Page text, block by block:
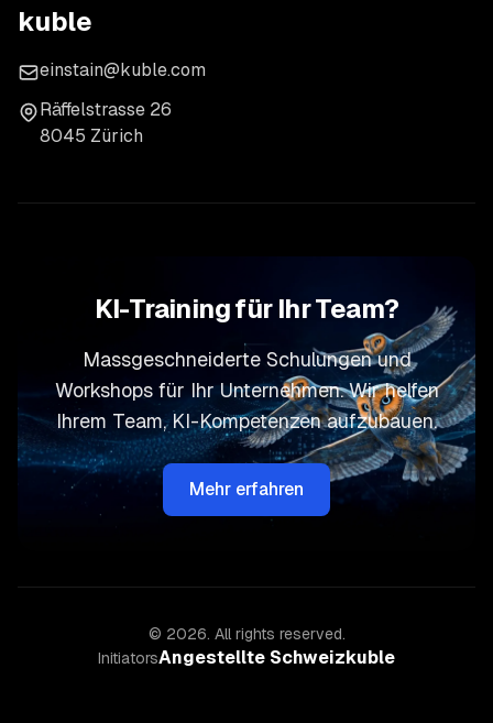
kuble
einstain@kuble.com
Räffelstrasse 26
8045 Zürich
KI-Training für Ihr Team?
Massgeschneiderte Schulungen und
Workshops für Ihr Unternehmen. Wir helfen
Ihrem Team, KI-Kompetenzen aufzubauen.
Mehr erfahren
© 2026. All rights reserved.
InitiatorsAngestellte Schweizkuble